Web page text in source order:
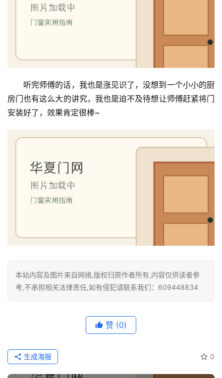
修
业
资
讯
联
听完师傅的话，我也是涨见识了，没想到一个小小的厨
房门也有这么大的讲究，我也是迫不及待想让师傅赶紧将门
安装好了，效果肯定很棒~
本站内容及图片来自网络,版权归原作者所有,内容仅供读者参
考,不承担相关法律责任,如有侵犯请联系我们：609448834
赞 (0)
0
生成海报